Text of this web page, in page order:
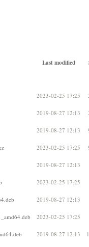
Last modified
2023-02-25 17:25
2019-08-27 12:13
2019-08-27 12:13
2023-02-25 17:25
2019-08-27 12:13
2023-02-25 17:25
2019-08-27 12:13
2023-02-25 17:25
2019-08-27 12:13